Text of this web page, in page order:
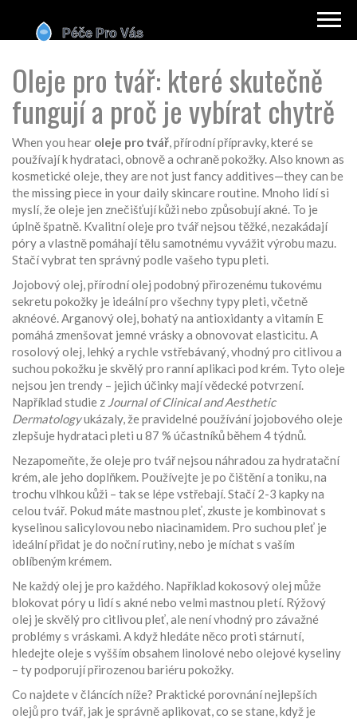
Oleje pro tvář: které skutečně
fungují a proč je vybírat chytrě
When you hear oleje pro tvář,přírodní přípravky, které se
používají k hydrataci, obnově a ochraně pokožky. Also known as
kosmetické oleje, they are not just fancy additives—they can be
the missing piece in your daily skincare routine. Mnoho lidí si
myslí, že oleje jen znečišťují kůži nebo způsobují akné. To je
úplně špatně. Kvalitní oleje pro tvář nejsou těžké, nezakádají
póry a vlastně pomáhají tělu samotnému vyvážit výrobu mazu.
Stačí vybrat ten správný podle vašeho typu pleti.
Jojobový olej,přírodní olej podobný přirozenému tukovému
sekretu pokožky je ideální pro všechny typy pleti, včetně
aknéové.Arganový olej,bohatý na antioxidanty a vitamín E
pomáhá zmenšovat jemné vrásky a obnovovat elasticitu. A
rosolový olej, lehký a rychle vstřebávaný, vhodný pro citlivou a
suchou pokožku je skvělý pro ranní aplikaci pod krém. Tyto oleje
nejsou jen trendy – jejich účinky mají vědecké potvrzení.
Například studie z Journal of Clinical and Aesthetic
Dermatologyukázaly, že pravidelné používání jojobového oleje
zlepšuje hydrataci pleti u 87 % účastníků během 4 týdnů.
Nezapomeňte, že oleje pro tvář nejsou náhradou za hydratační
krém, ale jeho doplňkem. Používejte je po čištění a toniku, na
trochu vlhkou kůži – tak se lépe vstřebají. Stačí 2-3 kapky na
celou tvář. Pokud máte mastnou pleť, zkuste je kombinovat s
kyselinou salicylovou nebo niacinamidem. Pro suchou pleť je
ideální přidat je do noční rutiny, nebo je míchat s vaším
oblíbeným krémem.
Ne každý olej je pro každého. Například kokosový olej může
blokovat póry u lidí s akné nebo velmi mastnou pletí. Rýžový
olej je skvělý pro citlivou pleť, ale není vhodný pro závažné
problémy s vráskami. A když hledáte něco proti stárnutí,
hledejte oleje s vyšším obsahem linolové nebo olejové kyseliny
– ty podporují přirozenou bariéru pokožky.
Co najdete v článcích níže? Praktické porovnání nejlepších
olejů pro tvář, jak je správně aplikovat, co se stane, když je